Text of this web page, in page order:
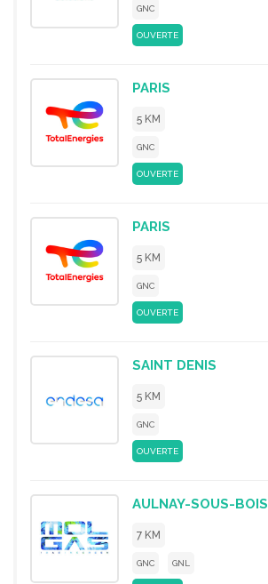
GNC
OUVERTE
PARIS
5 KM
GNC
OUVERTE
PARIS
5 KM
GNC
OUVERTE
SAINT DENIS
5 KM
GNC
OUVERTE
AULNAY-SOUS-BOIS
7 KM
GNC GNL